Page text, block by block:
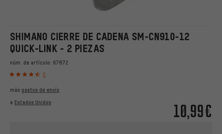
SHIMANO CIERRE DE CADENA SM-CN910-12
QUICK-LINK - 2 PIEZAS
núm. de artículo: 67872
6
10,99€
más gastos de envío
a Estados Unidos